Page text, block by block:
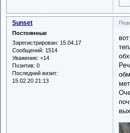
Sunset
Постоянные
Зарегистрирован: 15.04.17
Сообщений: 1514
Уважение: +14
Позитив: 0
Последний визит:
15.02.20 21:13